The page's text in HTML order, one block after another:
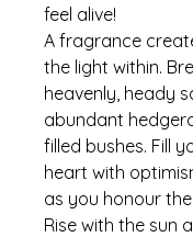
feel alive!
A fragrance
the light within.
heavenly, heady
abundant
filled bushes. Fill
heart with
as you honour
Rise with the sun